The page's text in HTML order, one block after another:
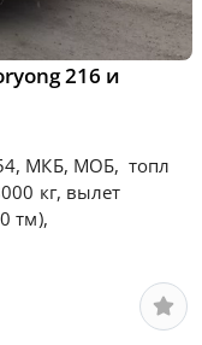
216 и
МКБ, МОБ, топл
кг, вылет
тм),